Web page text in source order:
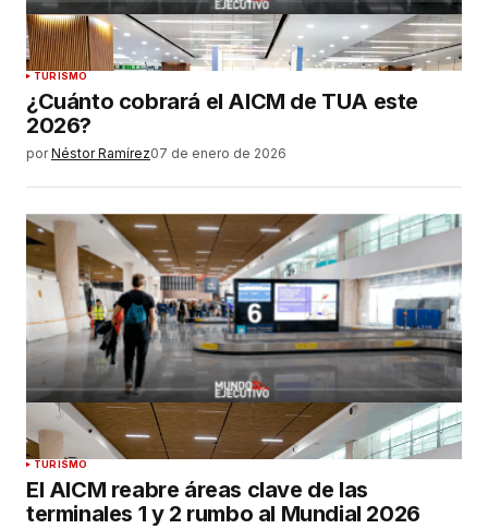
TURISMO
¿Cuánto cobrará el AICM de TUA este
2026?
por Néstor Ramírez07 de enero de 2026
TURISMO
El AICM reabre áreas clave de las
terminales 1 y 2 rumbo al Mundial 2026